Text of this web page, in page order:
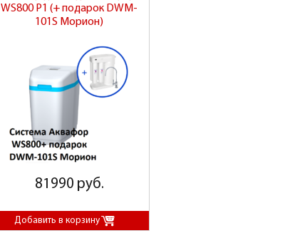
WS800 P1 (+ подарок DWM-
101S Морион)
81990 руб.